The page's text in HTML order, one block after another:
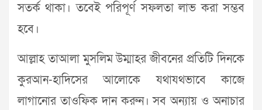
সতর্ক থাকা। তবেই পরিপূর্ণ সফলতা লাভ করা সম্ভব
হবে।
আল্লাহ তাআলা মুসলিম উম্মাহর জীবনের প্রতিটি দিনকে
কুরআন-হাদিসের আলোকে যথাযথভাবে কাজে
লাগানোর তাওফিক দান করুন। সব অন্যায় ও অনাচার